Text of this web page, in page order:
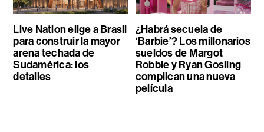
Live Nation elige a Brasil
para construir la mayor
arena techada de
Sudamérica: los
detalles
¿Habrá secuela de
‘Barbie’? Los millonarios
sueldos de Margot
Robbie y Ryan Gosling
complican una nueva
película